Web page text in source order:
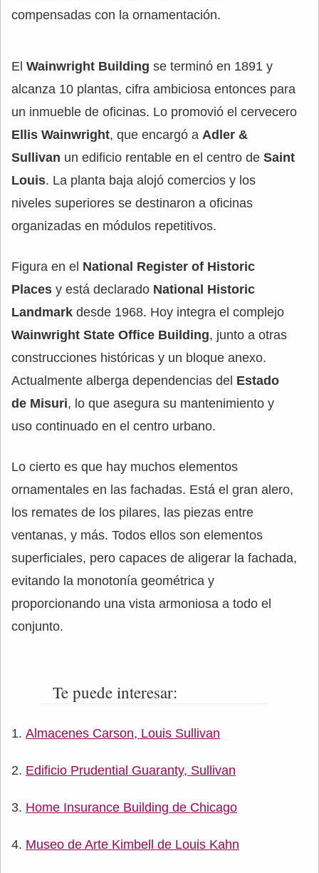
compensadas con la ornamentación.
El Wainwright Building se terminó en 1891 y
alcanza 10 plantas, cifra ambiciosa entonces para
un inmueble de oficinas. Lo promovió el cervecero
Ellis Wainwright, que encargó a Adler &
Sullivan un edificio rentable en el centro de Saint
Louis. La planta baja alojó comercios y los
niveles superiores se destinaron a oficinas
organizadas en módulos repetitivos.
Figura en el National Register of Historic
Places y está declarado National Historic
Landmark desde 1968. Hoy integra el complejo
Wainwright State Office Building, junto a otras
construcciones históricas y un bloque anexo.
Actualmente alberga dependencias del Estado
de Misuri, lo que asegura su mantenimiento y
uso continuado en el centro urbano.
Lo cierto es que hay muchos elementos
ornamentales en las fachadas. Está el gran alero,
los remates de los pilares, las piezas entre
ventanas, y más. Todos ellos son elementos
superficiales, pero capaces de aligerar la fachada,
evitando la monotonía geométrica y
proporcionando una vista armoniosa a todo el
conjunto.
Te puede interesar:
Almacenes Carson, Louis Sullivan
Edificio Prudential Guaranty, Sullivan
Home Insurance Building de Chicago
Museo de Arte Kimbell de Louis Kahn